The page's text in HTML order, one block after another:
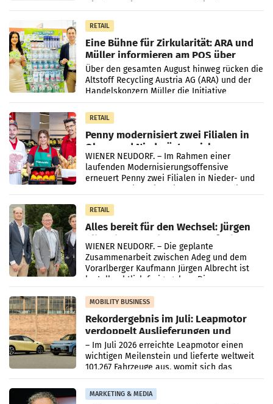
RETAIL
Eine Bühne für Zirkularität: ARA und
Müller informieren am POS über
Kreislauffähigkeit
Über den gesamten August hinweg rücken die
Altstoff Recycling Austria AG (ARA) und der
Handelskonzern Müller die Initiative
„Kreislauf-Helden“ in allen österreichischen
Müller-Filialen
RETAIL
Penny modernisiert zwei Filialen in
Ober- und Niederösterreich
WIENER NEUDORF. – Im Rahmen einer
laufenden Modernisierungsoffensive
erneuert Penny zwei Filialen in Nieder- und
RETAIL
Alles bereit für den Wechsel: Jürgen
Albrecht setzt ab 1.1.2027 auf Adeg
WIENER NEUDORF. – Die geplante
Zusammenarbeit zwischen Adeg und dem
Vorarlberger Kaufmann Jürgen Albrecht ist
kartellrechtlich freigegeben: Die
Bundeswettbewerbsbehörde und der
Bundeskartellanwalt
MOBILITY BUSINESS
Rekordergebnis im Juli: Leapmotor
verdoppelt Auslieferungen und
überschreitet die 100.000er-Marke
– Im Juli 2026 erreichte Leapmotor einen
wichtigen Meilenstein und lieferte weltweit
101.267 Fahrzeuge aus, womit sich das
Ergebnis gegenüber Juli 2025 mehr als
verdoppelte (+102
MARKETING & MEDIA